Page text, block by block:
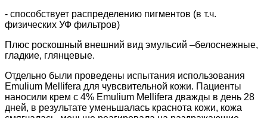
- способствует распределению пигментов (в т.ч.
физических УФ фильтров)
Плюс роскошный внешний вид эмульсий –белоснежные,
гладкие, глянцевые.
Отдельно были проведены испытания использования
Emulium Mellifera для чувсвительной кожи. Пациенты
наносили крем с 4% Emulium Mellifera дважды в день 28
дней, в результате уменьшалась краснота кожи, кожа